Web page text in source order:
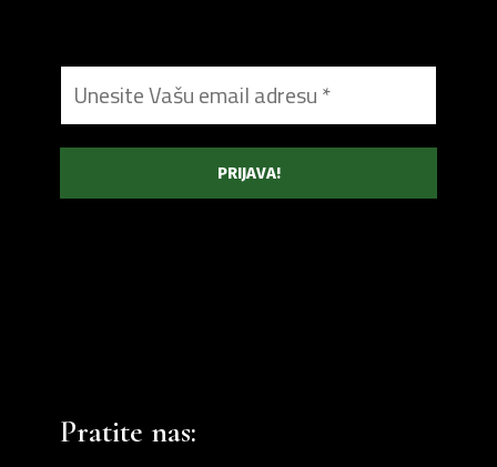
Pratite nas: